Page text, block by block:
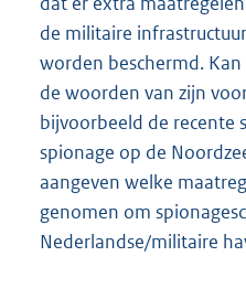
de militaire
worden beschermd.
de woorden van zijn
bijvoorbeeld de recente
spionage op de
aangeven welke
genomen om
Nederlandse/militaire